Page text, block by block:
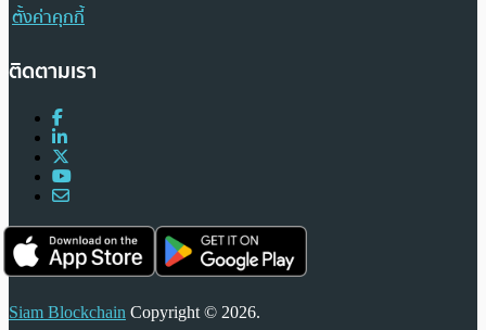
ตั้งค่าคุกกี้
ติดตามเรา
Siam Blockchain Copyright © 2026.